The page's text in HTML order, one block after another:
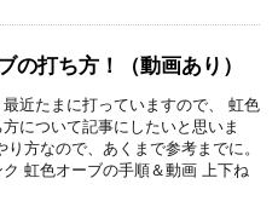
の打ち方！（動画あり）
近たまに打っていますので、 虹色
について記事にしたいと思いま
り方なので、あくまで参考までに。
虹色オーブの手順＆動画 上下ね